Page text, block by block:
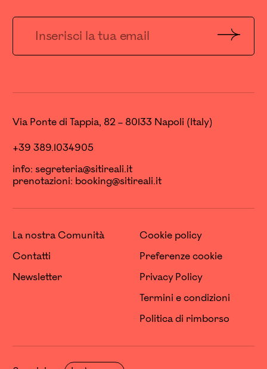
Invia
Via Ponte di Tappia, 82 – 80133 Napoli (Italy)
+39 389.1034905
info: segreteria@sitireali.it
prenotazioni: booking@sitireali.it
La nostra Comunità
Contatti
Newsletter
Cookie policy
Preferenze cookie
Privacy Policy
Termini e condizioni
Politica di rimborso